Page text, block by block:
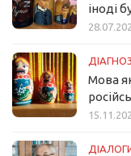
іноді
ДІАГНОЗ
Мова